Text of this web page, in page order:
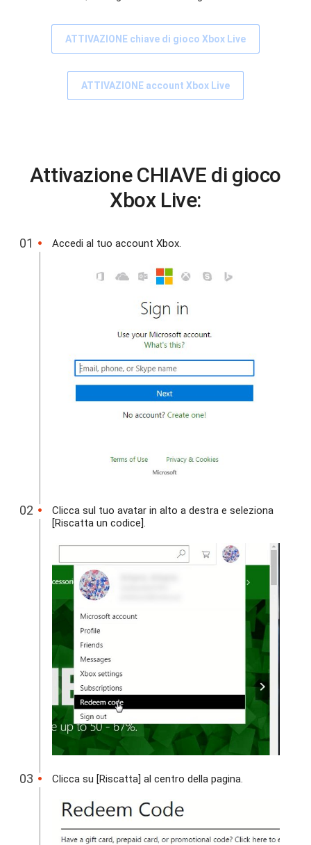
ATTIVAZIONE chiave di gioco Xbox Live
ATTIVAZIONE account Xbox Live
Attivazione CHIAVE di gioco
Xbox Live:
Accedi al tuo account Xbox.
Clicca sul tuo avatar in alto a destra e seleziona
[Riscatta un codice].
Clicca su [Riscatta] al centro della pagina.